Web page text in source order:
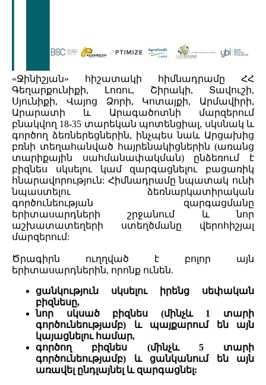
«Ջինիշյան» հիշատակի հիմնադրամը ՀՀ
Գեղարքունիքի, Լոռու, Շիրակի, Տավուշի,
Սյունիքի, Վայոց Ձորի, Կոտայքի, Արմավիրի,
Արարատի և Արագածոտնի մարզերում
բնակվող 18-35 տարեկան պոտենցիալ, սկսնակ և
գործող ձեռներեցներին, ինչպես նաև Արցախից
բռնի տեղահանված հայրենակիցներին (առանց
տարիքային սահմանափակման) ընձեռում է
բիզնես սկսելու կամ զարգացնելու բացառիկ
հնարավորություն: Հիմնադրամը նպատակ ունի
նպաստելու ձեռնարկատիրական
գործունեության զարգացմանը
երիտասարդների շրջանում և նոր
աշխատատեղերի ստեղծմանը վերոհիշյալ
մարզերում:
Ծրագիրն ուղղված է բոլոր այն
երիտասարդներին, որոնք ունեն.
ցանկություն սկսելու իրենց սեփական
բիզնեսը,
նոր սկսած բիզնես (մինչև 1 տարի
գործունեությամբ) և պայքարում են այն
կայացնելու համար,
գործող բիզնես (մինչև 5 տարի
գործունեությամբ) և ցանկանում են այն
առավել ընդլայնել և զարգացնել: